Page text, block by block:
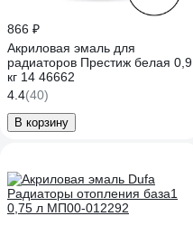
866 ₽
Акриловая эмаль для
радиаторов Престиж белая 0,9
кг 14 46662
4.4(40)
В корзину